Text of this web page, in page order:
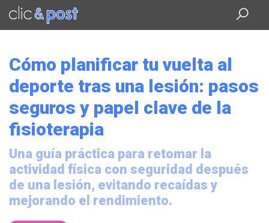
Saltar
contenido
Cómo planificar tu vuelta al
deporte tras una lesión: pasos
seguros y papel clave de la
fisioterapia
Una guía práctica para retomar la
actividad física con seguridad después
de una lesión, evitando recaídas y
mejorando el rendimiento.